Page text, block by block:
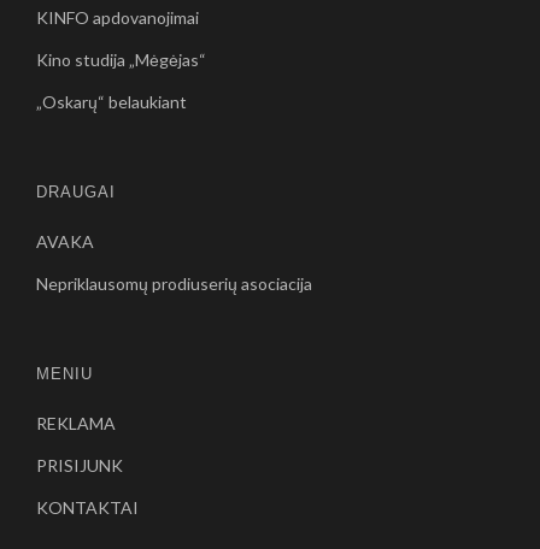
KINFO apdovanojimai
Kino studija „Mėgėjas“
„Oskarų“ belaukiant
DRAUGAI
AVAKA
Nepriklausomų prodiuserių asociacija
MENIU
REKLAMA
PRISIJUNK
KONTAKTAI